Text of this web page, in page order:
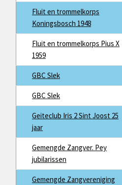
Fluit en trommelkorps
Koningsbosch 1948
Fluit en trommelkorps Pius X
1959
GBC Slek
GBC Slek
Geiteclub Iris 2 Sint Joost 25
jaar
Gemengde Zangver. Pey
jubilarissen
Gemengde Zangvereniging